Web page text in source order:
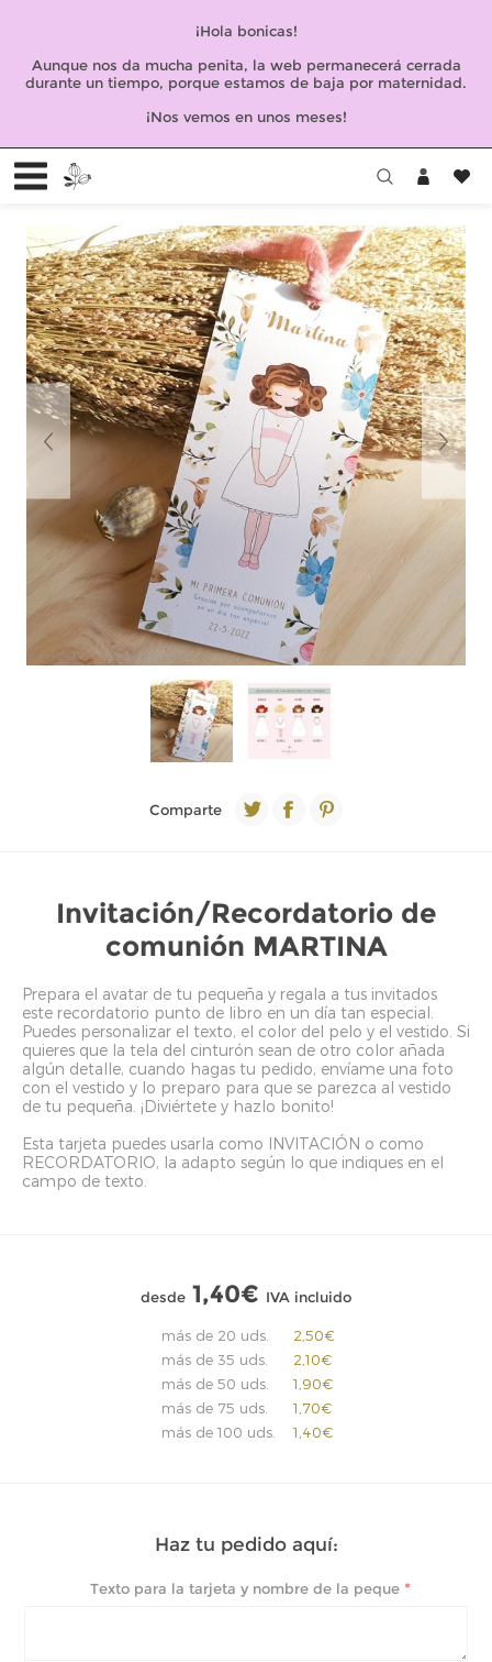
¡Hola bonicas!
Aunque nos da mucha penita, la web permanecerá cerrada
durante un tiempo, porque estamos de baja por maternidad.
¡Nos vemos en unos meses!
Comparte
Invitación/Recordatorio de
comunión MARTINA
Prepara el avatar de tu pequeña y regala a tus invitados
este recordatorio punto de libro en un día tan especial.
Puedes personalizar el texto, el color del pelo y el vestido. Si
quieres que la tela del cinturón sean de otro color añada
algún detalle, cuando hagas tu pedido, envíame una foto
con el vestido y lo preparo para que se parezca al vestido
de tu pequeña. ¡Diviértete y hazlo bonito!
Esta tarjeta puedes usarla como INVITACIÓN o como
RECORDATORIO, la adapto según lo que indiques en el
campo de texto.
desde 1,40€ IVA incluido
más de 20 uds.
más de 35 uds.
más de 50 uds.
más de 75 uds.
más de 100 uds.
2,50€
2,10€
1,90€
1,70€
1,40€
Haz tu pedido aquí:
Texto para la tarjeta y nombre de la peque *